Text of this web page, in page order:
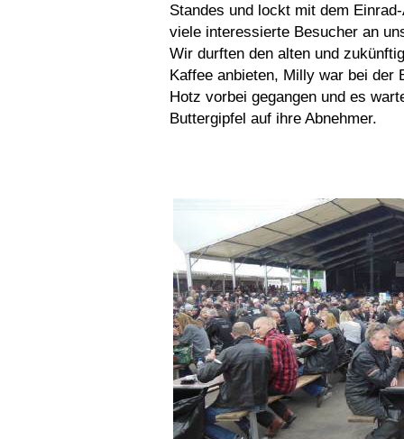
Standes und lockt mit dem
viele interessierte Besucher an
Wir durften den alten und
Kaffee anbieten, Milly war bei der
Hotz vorbei gegangen und es
Buttergipfel auf ihre Abnehmer.